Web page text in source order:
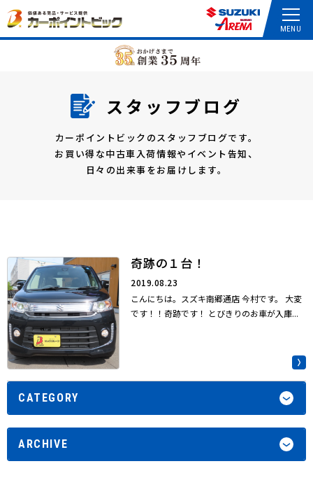
スタッフブログ
カーポイントビックのスタッフブログです。
お買い得な中古車入荷情報やイベント告知、
日々の出来事をお届けします。
奇跡の１台！
2019.08.23
こんにちは。スズキ南郷通店 今村です。 大変
です！！奇跡です！ とびきりのお車が入庫...
CATEGORY
ARCHIVE